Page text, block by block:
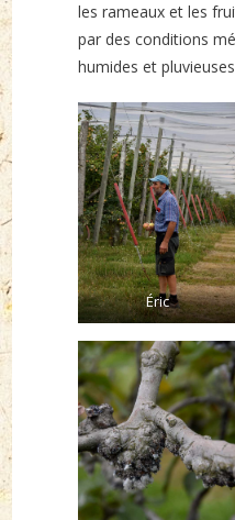
les rameaux et les
par des conditions
humides et
Éric